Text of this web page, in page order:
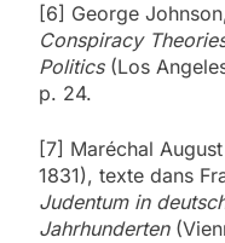
[6] George
Conspiracy
Politics(Los
p. 24.
[7] Maréchal
1831), texte dans
Judentum in
Jahrhunderten